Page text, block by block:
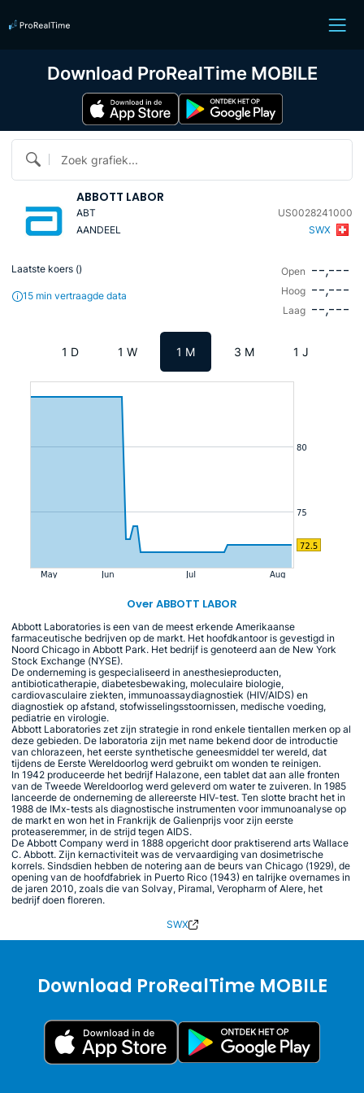
Zoek grafiek...
ABBOTT LABOR
ABT
US0028241000
AANDEEL
SWX
Laatste koers ()
15 min vertraagde data
Open --,---
Hoog --,---
Laag --,---
1 D 1 W 1 M 3 M 1 J
Over ABBOTT LABOR
Abbott Laboratories is een van de meest erkende Amerikaanse
farmaceutische bedrijven op de markt. Het hoofdkantoor is gevestigd in
Noord Chicago in Abbott Park. Het bedrijf is genoteerd aan de New York
Stock Exchange (NYSE).
De onderneming is gespecialiseerd in anesthesieproducten,
antibioticatherapie, diabetesbewaking, moleculaire biologie,
cardiovasculaire ziekten, immunoassaydiagnostiek (HIV/AIDS) en
diagnostiek op afstand, stofwisselingsstoornissen, medische voeding,
pediatrie en virologie.
Abbott Laboratories zet zijn strategie in rond enkele tientallen merken op al
deze gebieden. De laboratoria zijn met name bekend door de introductie
van chlorazeen, het eerste synthetische geneesmiddel ter wereld, dat
tijdens de Eerste Wereldoorlog werd gebruikt om wonden te reinigen.
In 1942 produceerde het bedrijf Halazone, een tablet dat aan alle fronten
van de Tweede Wereldoorlog werd geleverd om water te zuiveren. In 1985
lanceerde de onderneming de allereerste HIV-test. Ten slotte bracht het in
1988 de IMx-tests als diagnostische instrumenten voor immunoanalyse op
de markt en won het in Frankrijk de Galienprijs voor zijn eerste
proteaseremmer, in de strijd tegen AIDS.
De Abbott Company werd in 1888 opgericht door praktiserend arts Wallace
C. Abbott. Zijn kernactiviteit was de vervaardiging van dosimetrische
korrels. Sindsdien hebben de notering aan de beurs van Chicago (1929), de
opening van de hoofdfabriek in Puerto Rico (1943) en talrijke overnames in
de jaren 2010, zoals die van Solvay, Piramal, Veropharm of Alere, het
bedrijf doen floreren.
SWX
Download ProRealTime MOBILE
Download ProRealTime MOBILE